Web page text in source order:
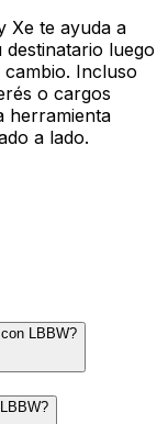
Xe te ayuda a
luego
Incluso
o cargos
herramienta
a lado.
LBBW?